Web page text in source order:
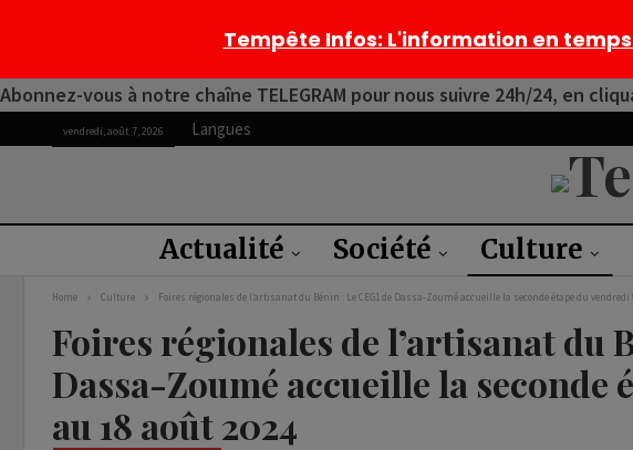
Abonnez-vous à notre chaîne TELEGRAM pour nous suivre 24h/24, en
vendredi, août 7, 2026 Langues
Actualité Société Culture
Home Culture Foires régionales de l’artisanat du Bénin : Le CEG1 de Dassa-Zoumé accueille la seconde étape du vendredi
Foires régionales de l’artisanat du
Dassa-Zoumé accueille la seconde
au 18 août 2024
Tempête Infos: L'information en